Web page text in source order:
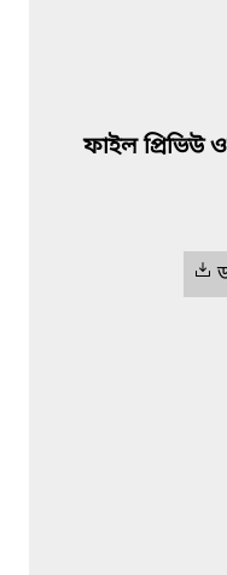
ফাইল প্রিভিউ